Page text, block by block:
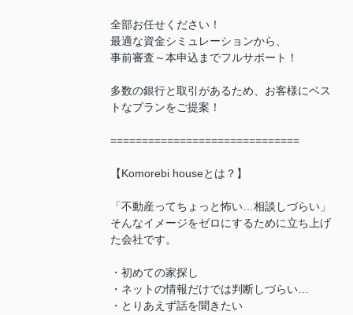
全部お任せください！
最適な資金シミュレーションから、
事前審査～本申込までフルサポート！
多数の銀行と取引があるため、お客様にベス
トなプランをご提案！
==============================
【Komorebi houseとは？】
「不動産ってちょっと怖い…相談しづらい」
そんなイメージをゼロにするために立ち上げ
た会社です。
・初めての家探し
・ネットの情報だけでは判断しづらい…
・とりあえず話を聞きたい